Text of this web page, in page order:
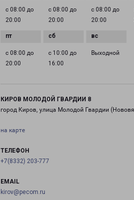
с 08:00 до
20:00
с 08:00 до
20:00
с 08:00 до
20:00
с 08:00 до
20:00
с 10:00 до
16:00
Выходной
КИРОВ МОЛОДОЙ ГВАРДИИ 8
город Киров, улица Молодой Гвардии
на карте
ТЕЛЕФОН
+7(8332) 203-777
EMAIL
kirov@pecom.ru